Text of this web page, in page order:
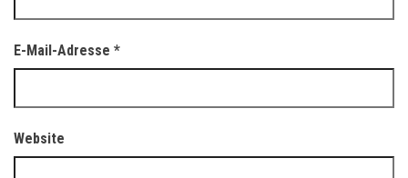
E-Mail-Adresse *
Website